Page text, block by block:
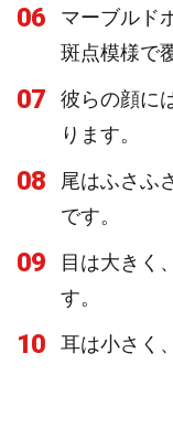
06
マーブルド
斑点模様で
07
彼らの顔に
ります。
08
尾はふさふ
です。
09
目は大きく
す。
10 耳は小さく